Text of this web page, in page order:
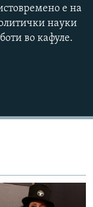
е на
науки
во кафуле.